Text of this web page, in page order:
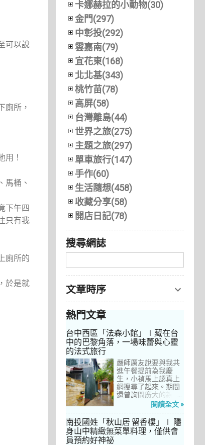
可以說
廁所，
用！
馬桶、
下午四
只有我
廁所的
於是就
卡娜赫拉的小動物(30)
金門(297)
中彰投(292)
雲嘉南(79)
宜花東(168)
北北基(343)
桃竹苗(78)
高屏(58)
台灣離島(44)
世界之旅(275)
主題之旅(297)
單車旅行(147)
手作(60)
生活隨想(458)
收藏分享(58)
開店日記(78)
搜尋網誌
文章時序
熱門文章
台中西區「法森小館」∣藏在台
中的巴黎角落，一場味蕾與心靈
的法式旅行
嚴師厲友說要與我共
進午餐提前為我慶
生，小禎馬上認真上
網搜尋了起來。期間
還曾詢問廣大的親友
們有沒有推薦的餐
阿姨及桄甄老師誠懇
給我建議，其他都是
一堆來亂的！哈～ 從
閱讀全文 »
南投國姓「秋山居 留香樓」∣ 隱
身山中精緻無菜單料理，僅供會
員預約好神祕